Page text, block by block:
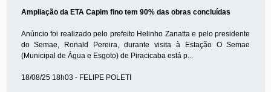
Ampliação da ETA Capim fino tem 90% das obras concluídas
Anúncio foi realizado pelo prefeito Helinho Zanatta e pelo presidente
do Semae, Ronald Pereira, durante visita à Estação O Semae
(Municipal de Água e Esgoto) de Piracicaba está p...
18/08/25 18h03 - FELIPE POLETI